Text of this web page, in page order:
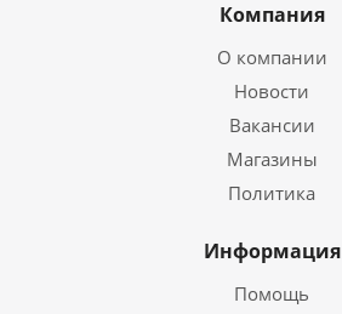
Компания
О компании
Новости
Вакансии
Магазины
Политика
Информация
Помощь